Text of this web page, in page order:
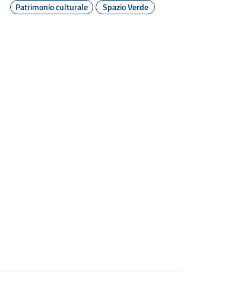
Patrimonio culturale
Spazio Verde